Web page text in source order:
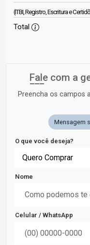
(ITBI, Registro, Escritura e
Total
Fale com a
Preencha os campos
Mensagem
O que você deseja?
Quero Comprar
Nome
Celular / WhatsApp